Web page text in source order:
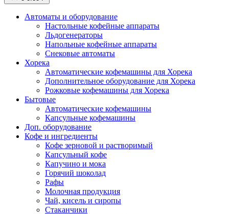
Автоматы и оборудование
Настольные кофейные аппараты
Льдогенераторы
Напольные кофейные аппараты
Снековые автоматы
Хорека
Автоматические кофемашины для Хорека
Дополнительное оборудование для Хорека
Рожковые кофемашины для Хорека
Бытовые
Автоматические кофемашины
Капсульные кофемашины
Доп. оборудование
Кофе и ингредиенты
Кофе зерновой и растворимый
Капсульный кофе
Капучино и мока
Горячий шоколад
Рафы
Молочная продукция
Чай, кисель и сиропы
Стаканчики